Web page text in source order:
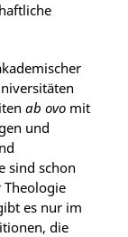
ab ovo mit
und
sind schon
es nur im
die